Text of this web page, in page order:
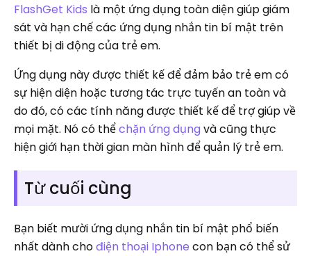
FlashGet Kids là một ứng dụng toàn diện giúp giám
sát và hạn chế các ứng dụng nhắn tin bí mật trên
thiết bị di động của trẻ em.
Ứng dụng này được thiết kế để đảm bảo trẻ em có
sự hiện diện hoặc tương tác trực tuyến an toàn và
do đó, có các tính năng được thiết kế để trợ giúp về
mọi mặt. Nó có thểchặn ứng dụng và cũng thực
hiện giới hạn thời gian màn hình để quản lý trẻ em.
Từ cuối cùng
Bạn biết mười ứng dụng nhắn tin bí mật phổ biến
nhất dành chođiện thoại Iphone con bạn có thể sử